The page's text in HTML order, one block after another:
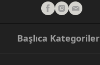
Başlıca Kategoriler